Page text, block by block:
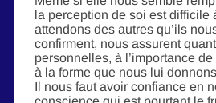
la perception de soi est difficile
attendons des autres qu’ils
confirment, nous assurent
personnelles, à l’importance
à la forme que nous lui
Il nous faut avoir confiance en